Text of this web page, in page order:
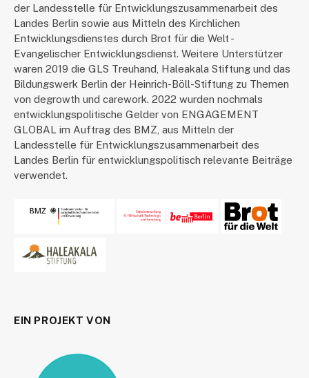
der Landesstelle für Entwicklungszusammenarbeit des
Landes Berlin sowie aus Mitteln des Kirchlichen
Entwicklungsdienstes durch Brot für die Welt -
Evangelischer Entwicklungsdienst. Weitere Unterstützer
waren 2019 die GLS Treuhand, Haleakala Stiftung und das
Bildungswerk Berlin der Heinrich-Böll-Stiftung zu Themen
von degrowth und carework. 2022 wurden nochmals
entwicklungspolitische Gelder von ENGAGEMENT
GLOBAL im Auftrag des BMZ, aus Mitteln der
Landesstelle für Entwicklungszusammenarbeit des
Landes Berlin für entwicklungspolitisch relevante Beiträge
verwendet.
EIN PROJEKT VON